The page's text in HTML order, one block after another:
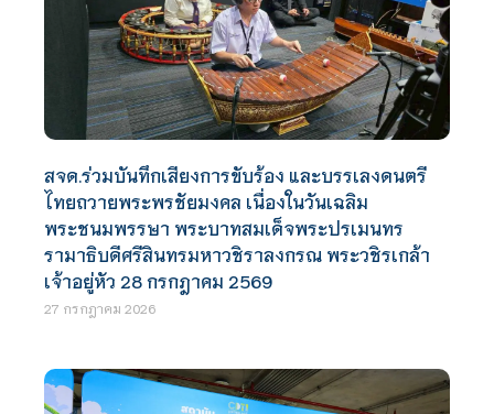
สจด.ร่วมบันทึกเสียงการขับร้อง และบรรเลงดนตรี
ไทยถวายพระพรชัยมงคล เนื่องในวันเฉลิม
พระชนมพรรษา พระบาทสมเด็จพระปรเมนทร
รามาธิบดีศรีสินทรมหาวชิราลงกรณ พระวชิรเกล้า
เจ้าอยู่หัว 28 กรกฎาคม 2569
27 กรกฎาคม 2026